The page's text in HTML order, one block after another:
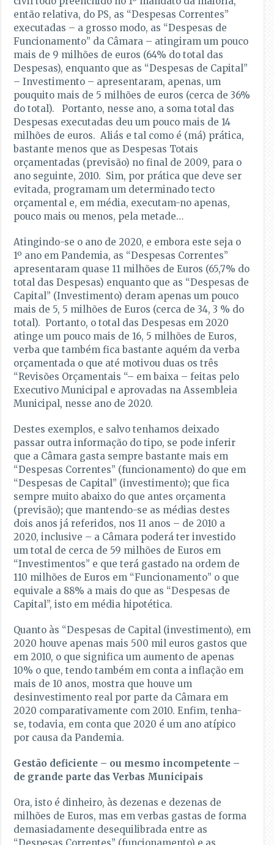
então relativa, do PS, as “Despesas Correntes”
executadas – a grosso modo, as “Despesas de
Funcionamento” da Câmara – atingiram um pouco
mais de 9 milhões de euros (64% do total das
Despesas), enquanto que as “Despesas de Capital”
– Investimento – apresentaram, apenas, um
pouquito mais de 5 milhões de euros (cerca de 36%
do total). Portanto, nesse ano, a soma total das
Despesas executadas deu um pouco mais de 14
milhões de euros. Aliás e tal como é (má) prática,
bastante menos que as Despesas Totais
orçamentadas (previsão) no final de 2009, para o
ano seguinte, 2010. Sim, por prática que deve ser
evitada, programam um determinado tecto
orçamental e, em média, executam-no apenas,
pouco mais ou menos, pela metade…
Atingindo-se o ano de 2020, e embora este seja o
1º ano em Pandemia, as “Despesas Correntes”
apresentaram quase 11 milhões de Euros (65,7% do
total das Despesas) enquanto que as “Despesas de
Capital” (Investimento) deram apenas um pouco
mais de 5, 5 milhões de Euros (cerca de 34, 3 % do
total). Portanto, o total das Despesas em 2020
atinge um pouco mais de 16, 5 milhões de Euros,
verba que também fica bastante aquém da verba
orçamentada o que até motivou duas os três
“Revisões Orçamentais “– em baixa – feitas pelo
Executivo Municipal e aprovadas na Assembleia
Municipal, nesse ano de 2020.
Destes exemplos, e salvo tenhamos deixado
passar outra informação do tipo, se pode inferir
que a Câmara gasta sempre bastante mais em
“Despesas Correntes” (funcionamento) do que em
“Despesas de Capital” (investimento); que fica
sempre muito abaixo do que antes orçamenta
(previsão); que mantendo-se as médias destes
dois anos já referidos, nos 11 anos – de 2010 a
2020, inclusive – a Câmara poderá ter investido
um total de cerca de 59 milhões de Euros em
“Investimentos” e que terá gastado na ordem de
110 milhões de Euros em “Funcionamento” o que
equivale a 88% a mais do que as “Despesas de
Capital”, isto em média hipotética.
Quanto às “Despesas de Capital (investimento), em
2020 houve apenas mais 500 mil euros gastos que
em 2010, o que significa um aumento de apenas
10% o que, tendo também em conta a inflação em
mais de 10 anos, mostra que houve um
desinvestimento real por parte da Câmara em
2020 comparativamente com 2010. Enfim, tenha-
se, todavia, em conta que 2020 é um ano atípico
por causa da Pandemia.
Gestão deficiente – ou mesmo incompetente –
de grande parte das Verbas Municipais
Ora, isto é dinheiro, às dezenas e dezenas de
milhões de Euros, mas em verbas gastas de forma
demasiadamente desequilibrada entre as